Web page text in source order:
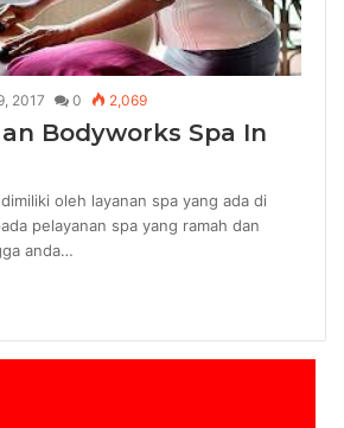
2017 0 2,069
Bodyworks Spa In
oleh layanan spa yang ada di
pelayanan spa yang ramah dan
anda…